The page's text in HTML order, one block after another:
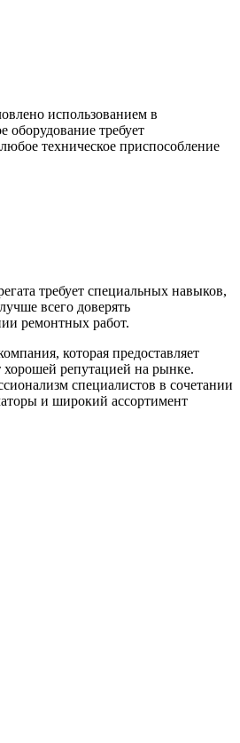
использованием в
оборудование требует
техническое приспособление
требует специальных навыков,
всего доверять
ремонтных работ.
которая предоставляет
хорошей репутацией на рынке.
специалистов в сочетании
и широкий ассортимент